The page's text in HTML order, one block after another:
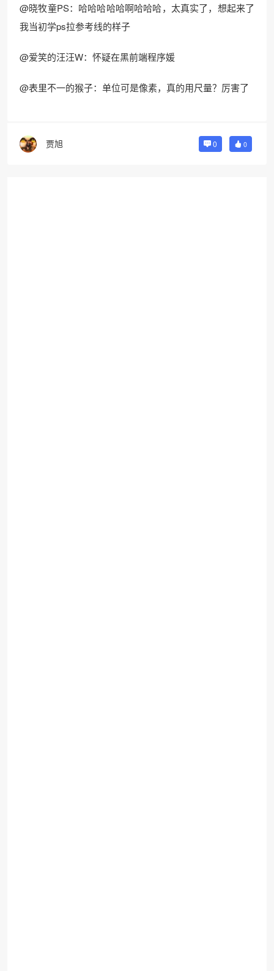
@晓牧童PS：哈哈哈哈哈啊哈哈哈，太真实了，想起来了
我当初学ps拉参考线的样子
@爱笑的汪汪W：怀疑在黑前端程序媛
@表里不一的猴子：单位可是像素，真的用尺量？厉害了
贾旭 0 0